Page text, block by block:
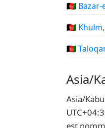
🇦🇫 Bazar-
🇦🇫
🇦🇫
Asia/
Asia/